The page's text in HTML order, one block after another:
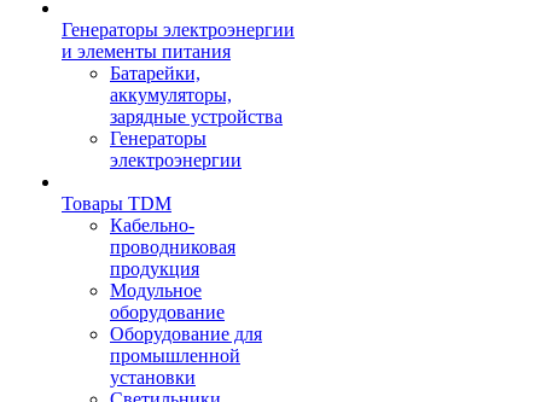
Генераторы электроэнергии
и элементы питания
Батарейки,
аккумуляторы,
зарядные устройства
Генераторы
электроэнергии
Товары TDM
Кабельно-
проводниковая
продукция
Модульное
оборудование
Оборудование для
промышленной
установки